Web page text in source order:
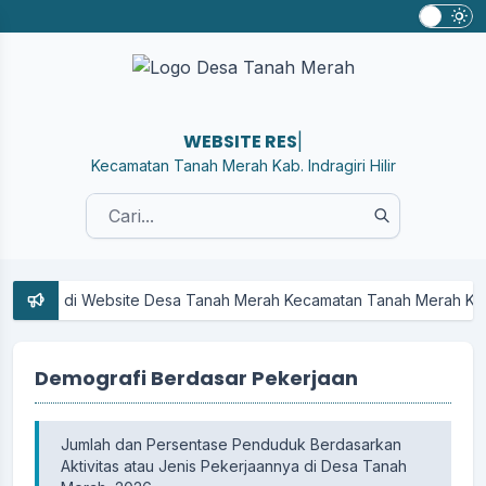
WE|
Kecamatan Tanah Merah Kab. Indragiri Hilir
di Website Desa Tanah Merah Kecamatan Tanah Merah
Demografi Berdasar Pekerjaan
Jumlah dan Persentase Penduduk Berdasarkan
Aktivitas atau Jenis Pekerjaannya di Desa Tanah